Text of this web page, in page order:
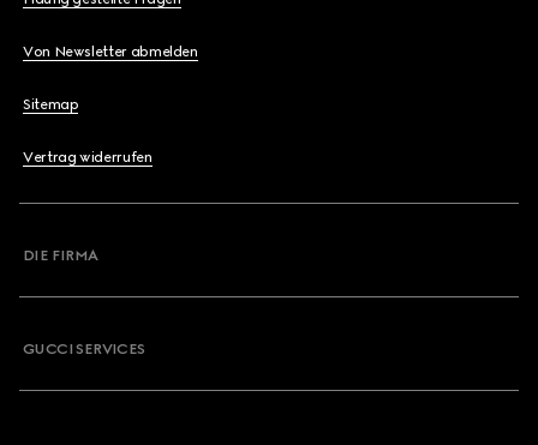
Von Newsletter abmelden
Sitemap
Vertrag widerrufen
DIE FIRMA
GUCCI SERVICES